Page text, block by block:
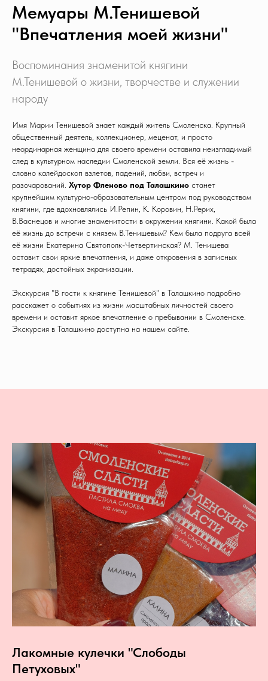
Мемуары М.Тенишевой
"Впечатления моей жизни"
Воспоминания знаменитой княгини
М.Тенишевой о жизни, творчестве и служении
народу
Имя Марии Тенишевой знает каждый житель Смоленска. Крупный
общественный деятель, коллекционер, меценат, и просто
неординарная женщина для своего времени оставила неизгладимый
след в культурном наследии Смоленской земли. Вся её жизнь -
словно калейдоскоп взлетов, падений, любви, встреч и
разочарований. Хутор Фленово под Талашкино станет
крупнейшим культурно-образовательным центром под руководством
княгини, где вдохновлялись И.Репин, К. Коровин, Н.Рерих,
В.Васнецов и многие знаменитости в окружении княгини. Какой была
её жизнь до встречи с князем В.Тенишевым? Кем была подруга всей
её жизни Екатерина Святополк-Четвертинская? М. Тенишева
оставит свои яркие впечатления, и даже откровения в записных
тетрадях, достойных экранизации.
Экскурсия "В гости к княгине Тенишевой" в Талашкино подробно
расскажет о событиях из жизни масштабных личностей своего
времени и оставит яркое впечатление о пребывании в Смоленске.
Экскурсия в Талашкино доступна на нашем сайте.
Лакомные кулечки "Слободы
Петуховых"